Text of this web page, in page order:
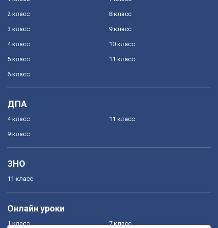
2 класс
3 класс
4 класс
5 класс
6 класс
8 класс
9 класс
10 класс
11 класс
ДПА
4 класс
9 класс
11 класс
ЗНО
11 класс
Онлайн уроки
1 класс 7 класс